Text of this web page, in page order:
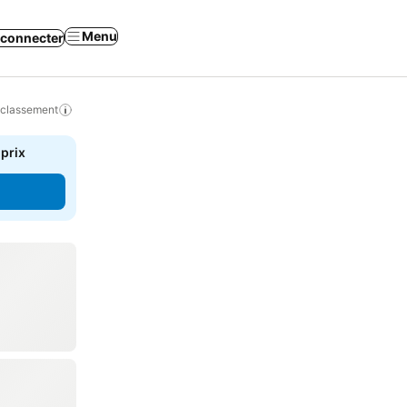
Menu
prix